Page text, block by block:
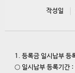
작성일
1. 등록금 일시납부 등
○ 일시납부 등록기